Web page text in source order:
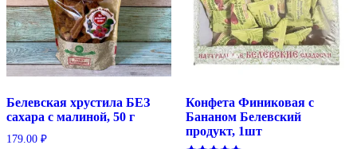
Белевская хрустила БЕЗ
сахара с малиной, 50 г
179.00 ₽
Конфета Финиковая с
Бананом Белевский
продукт, 1шт